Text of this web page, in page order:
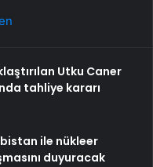
Utku Caner
tahliye kararı
ile nükleer
duyuracak